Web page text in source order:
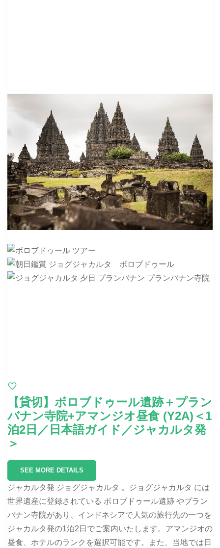
【貸切】ボロブドゥール遺跡＋プラン
バナン寺院+アマンジオ昼食 (Y2A)＜1
泊2日／日本語ガイド／ジャカルタ発
＞
SEE MORE DETAILS
ジャカルタ発 ジョグジャカルタ 。ジョグジャカルタ には
世界遺産に登録されている ボロブドゥール遺跡 やプラン
バナン寺院があり、インドネシアで人気の旅行先の一つを
ジャカルタ発の1泊2日でご案内いたします。アマンジオの
昼食、ホテルのランクを選択可能です。また、当地では日